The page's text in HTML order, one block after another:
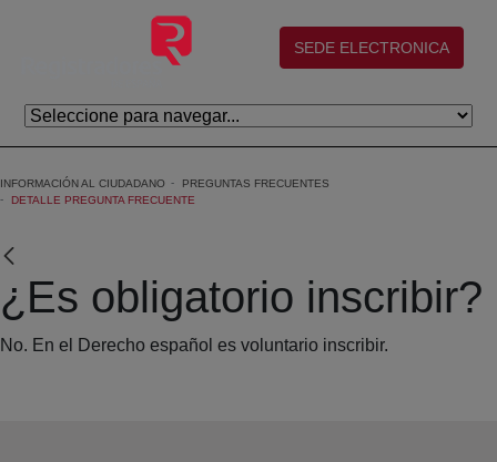
Saltar al contenido principal
(abre en nueva ventana)
SEDE ELECTRONICA
INFORMACIÓN AL CIUDADANO
PREGUNTAS FRECUENTES
DETALLE PREGUNTA FRECUENTE
¿Es obligatorio inscribir?
No. En el Derecho español es voluntario inscribir.